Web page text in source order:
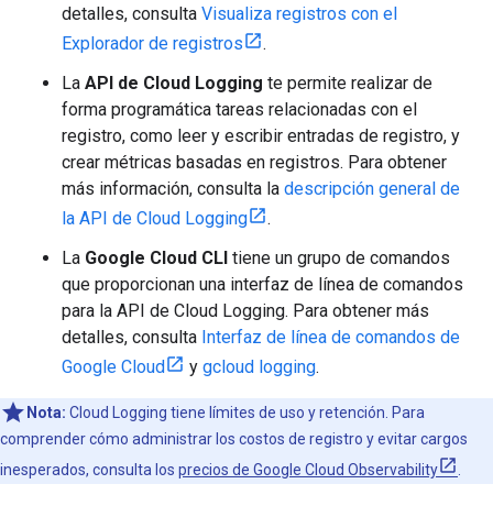
detalles, consulta Visualiza registros con el
Explorador de registros
.
La API de Cloud Logging te permite realizar de
forma programática tareas relacionadas con el
registro, como leer y escribir entradas de registro, y
crear métricas basadas en registros. Para obtener
más información, consulta la descripción general de
la API de Cloud Logging
.
La Google Cloud CLI tiene un grupo de comandos
que proporcionan una interfaz de línea de comandos
para la API de Cloud Logging. Para obtener más
detalles, consulta Interfaz de línea de comandos de
Google Cloud
y gcloud logging.
Nota: Cloud Logging tiene límites de uso y retención. Para
comprender cómo administrar los costos de registro y evitar cargos
inesperados, consulta los precios de Google Cloud Observability